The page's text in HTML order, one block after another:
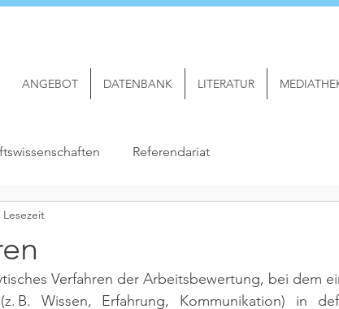
ANGEBOT DATENBANK LITERATUR
Referendariat
Lesezeit
Verfahren der Arbeitsbewertung, bei dem
B. Wissen, Erfahrung, Kommunikation) in